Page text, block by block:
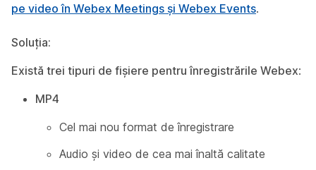
pe video în Webex Meetings și Webex Events.
Soluția:
Există trei tipuri de fișiere pentru înregistrările Webex:
MP4
Cel mai nou format de înregistrare
Audio și video de cea mai înaltă calitate